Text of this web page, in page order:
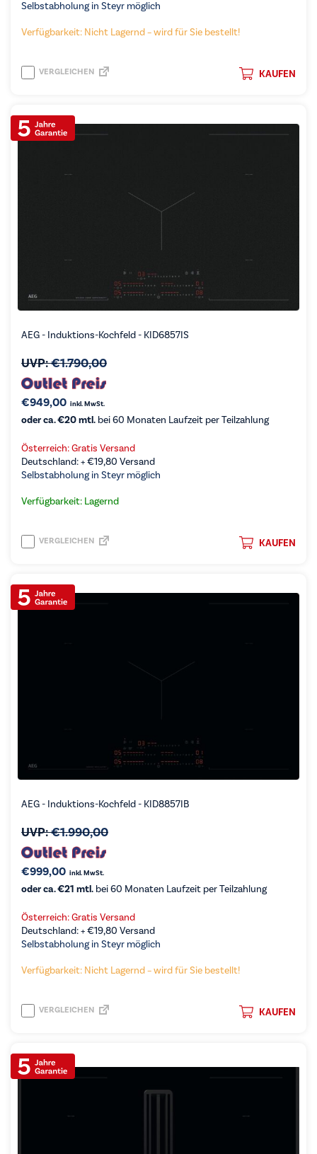
Selbstabholung in Steyr möglich
Verfügbarkeit: Nicht Lagernd – wird für Sie bestellt!
KAUFEN
VERGLEICHEN
AEG - Induktions-Kochfeld - KID6857IS
UVP:€1.790,00
€949,00 inkl. MwSt.
oder ca. €20 mtl. bei 60 Monaten Laufzeit per Teilzahlung
Österreich: Gratis Versand
Deutschland: +€19,80 Versand
Selbstabholung in Steyr möglich
Verfügbarkeit: Lagernd
KAUFEN
VERGLEICHEN
AEG - Induktions-Kochfeld - KID8857IB
UVP:€1.990,00
€999,00 inkl. MwSt.
oder ca. €21 mtl. bei 60 Monaten Laufzeit per Teilzahlung
Österreich: Gratis Versand
Deutschland: +€19,80 Versand
Selbstabholung in Steyr möglich
Verfügbarkeit: Nicht Lagernd – wird für Sie bestellt!
KAUFEN
VERGLEICHEN